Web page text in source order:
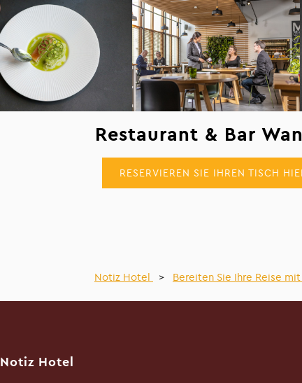
Restaurant & Bar
RESERVIEREN SIE IHREN TISCH
Notiz Hotel > Bereiten Sie Ihre Reise
Notiz Hotel